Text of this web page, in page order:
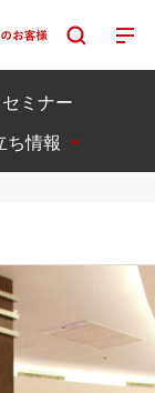
ミナー
ち情報